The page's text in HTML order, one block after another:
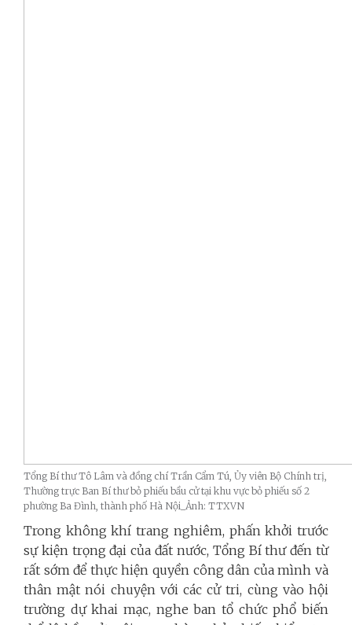
Tổng Bí thư Tô Lâm và đồng chí Trần Cẩm Tú, Ủy viên Bộ Chính trị,
Thường trực Ban Bí thư bỏ phiếu bầu cử tại khu vực bỏ phiếu số 2
phường Ba Đình, thành phố Hà Nội_Ảnh: TTXVN
Trong không khí trang nghiêm, phấn khởi trước
sự kiện trọng đại của đất nước, Tổng Bí thư đến từ
rất sớm để thực hiện quyền công dân của mình và
thân mật nói chuyện với các cử tri, cùng vào hội
trường dự khai mạc, nghe ban tổ chức phổ biến